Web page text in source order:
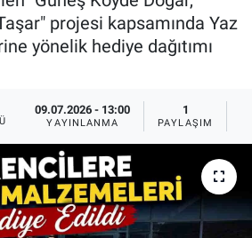
projesi kapsamında Yaz
yönelik hediye dağıtımı
09.07.2026 - 13:00
YAYINLANMA
1
PAYLAŞIM